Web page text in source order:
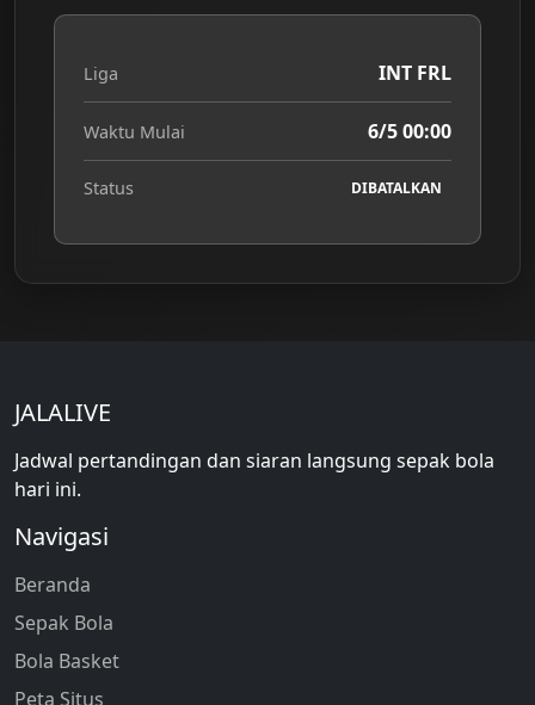
Liga INT FRL
Waktu Mulai 6/5 00:00
Status DIBATALKAN
JALALIVE
Jadwal pertandingan dan siaran langsung sepak bola
hari ini.
Navigasi
Beranda
Sepak Bola
Bola Basket
Peta Situs